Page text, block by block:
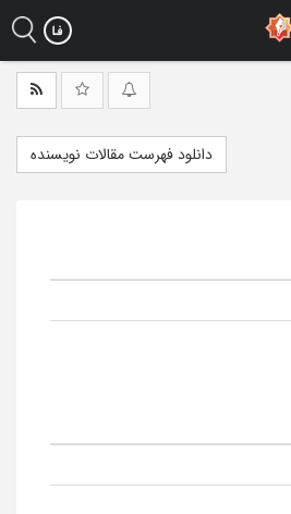
دانلود فهرست مقالات نویسنده